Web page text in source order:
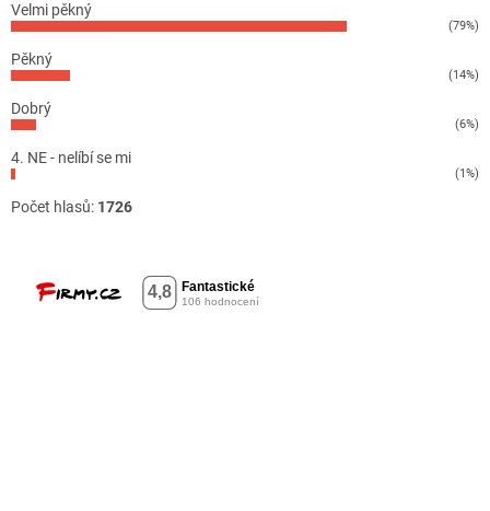
Velmi pěkný
(79%)
Pěkný
(14%)
Dobrý
(6%)
4. NE - nelíbí se mi
(1%)
Počet hlasů: 1726